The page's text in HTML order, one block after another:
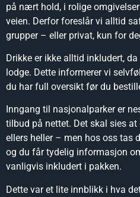
på nært hold, i rolige
veien. Derfor foreslår vi alltid
grupper – eller privat, kun for
Drikke er ikke alltid inkludert,
lodge. Dette informerer vi
du har full oversikt før du
Inngang til nasjonalparker er
tilbud på nettet. Det skal sies
ellers heller – men hos oss tas
og du får tydelig informasjon
vanligvis inkludert i pakken.
Dette var et lite innblikk i hva